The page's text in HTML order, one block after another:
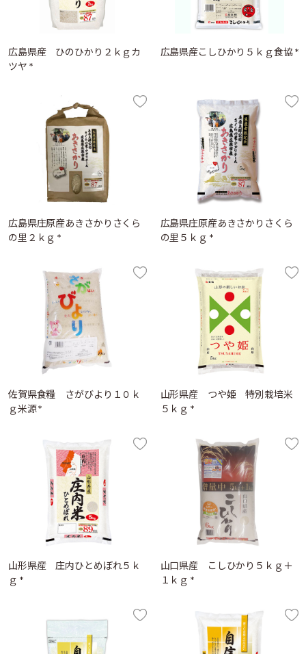
広島県産 ひのひかり２ｋｇカ
ツヤ *
広島県産こしひかり５ｋｇ食協 *
広島県庄原産あきさかりさくら
の里２ｋｇ *
広島県庄原産あきさかりさくら
の里５ｋｇ *
佐賀県食糧 さがびより１０ｋ
ｇ米源 *
山形県産 つや姫 特別栽培米
５ｋｇ *
山形県産 庄内ひとめぼれ５ｋ
ｇ *
山口県産 こしひかり５ｋｇ＋
１ｋｇ *